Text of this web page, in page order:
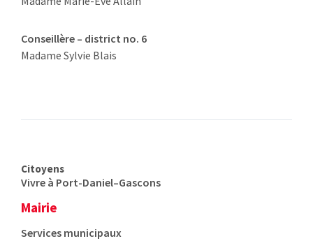
Conseillère – district no. 6
Madame Sylvie Blais
Citoyens
Vivre à Port-Daniel–Gascons
Mairie
Services municipaux